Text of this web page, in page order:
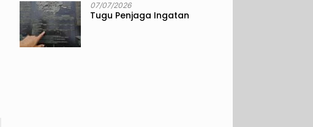
07/07/2026
Tugu Penjaga Ingatan